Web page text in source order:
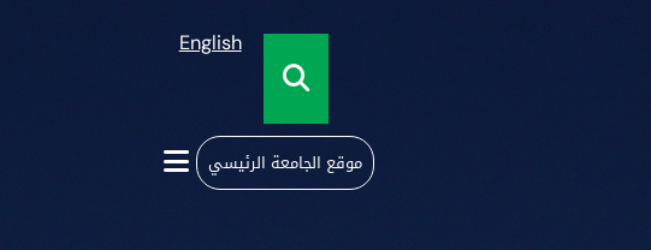
English
موقع الجامعة الرئيسي